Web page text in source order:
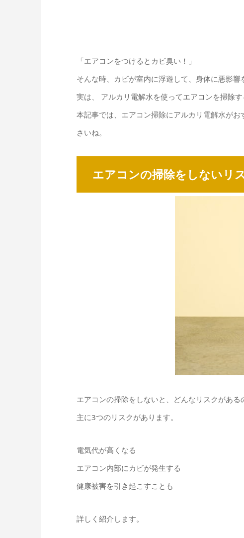
「エアコンをつけるとカビ臭い！」
そんな時、カビが室内に浮遊して、身体に悪影響
実は、 アルカリ電解水を使ってエアコンを掃除す
本記事では、エアコン掃除にアルカリ電解水が
さいね。
エアコンの掃除をしないリ
エアコンの掃除をしないと、どんなリスクがある
主に3つのリスクがあります。
電気代が高くなる
エアコン内部にカビが発生する
健康被害を引き起こすことも
詳しく紹介します。